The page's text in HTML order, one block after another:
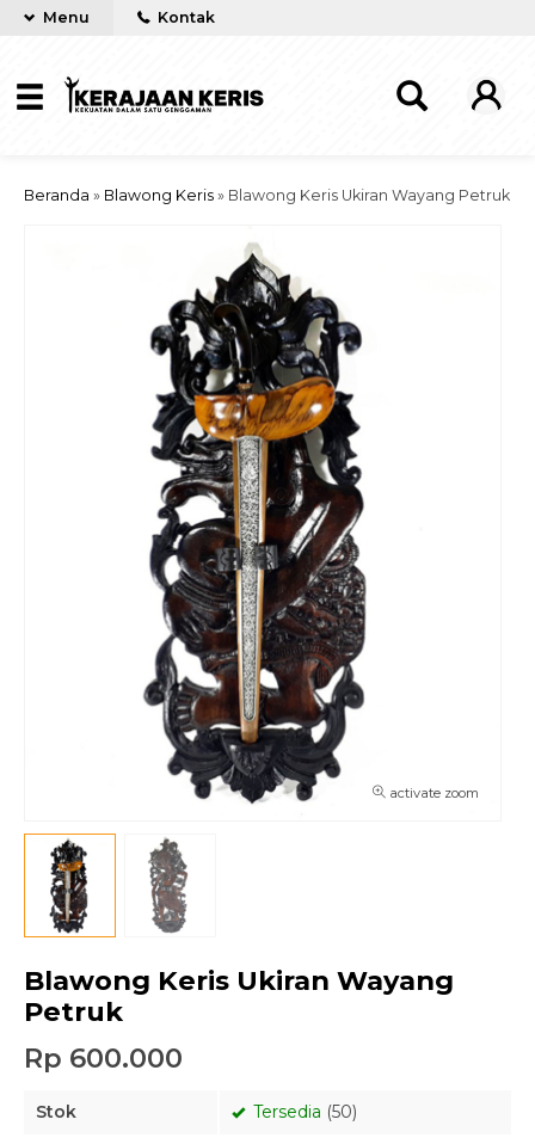
Menu Kontak
Beranda » Blawong Keris » Blawong Keris Ukiran Wayang Petruk
activate zoom
Blawong Keris Ukiran Wayang
Petruk
Rp 600.000
Stok Tersedia (50)